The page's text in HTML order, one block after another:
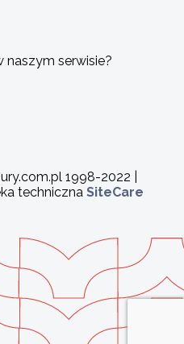
naszym serwisie?
1998-2022 |
techniczna SiteCare